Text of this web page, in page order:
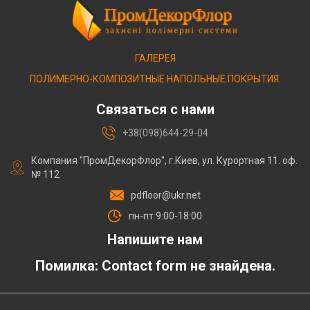
ГАЛЕРЕЯ
ПОЛИМЕРНО-КОМПОЗИТНЫЕ НАПОЛЬНЫЕ ПОКРЫТИЯ.
Связаться с нами
+38(098)644-29-04
Компания "ПромДекорФлор", г.Киев, ул. Курортная 11. оф.
№ 112
pdfloor@ukr.net
пн-пт 9:00-18:00
Напишите нам
Помилка: Contact form не знайдена.